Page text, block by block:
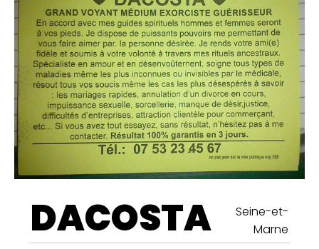
DACOSTA
Seine-et-
Marne